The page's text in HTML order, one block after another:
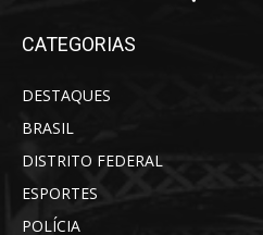
CATEGORIAS
DESTAQUES
BRASIL
DISTRITO FEDERAL
ESPORTES
POLÍCIA